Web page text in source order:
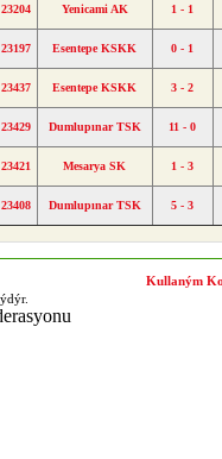
23204 Yenicami AK 1 - 1
23197 Esentepe KSKK 0 - 1
23437 Esentepe KSKK 3 - 2
23429 Dumlupınar TSK 11 - 0
23421 Mesarya SK 1 - 3
23408 Dumlupınar TSK 5 - 3
Kullaným